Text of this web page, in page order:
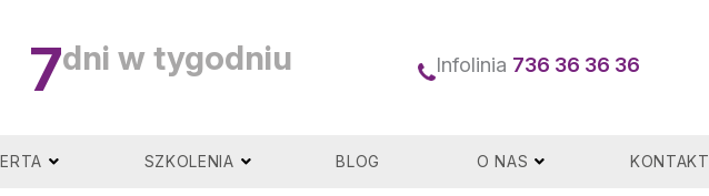
7dni w tygodniu Infolinia 736 36 36 36
SZKOLENIA BLOG O NAS KONTAKT